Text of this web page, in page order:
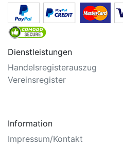
Dienstleistungen
Handelsregisterauszug
Vereinsregister
Information
Impressum/Kontakt